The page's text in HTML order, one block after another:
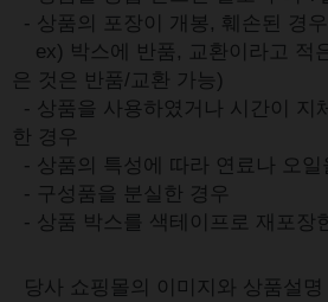
- 상품의 포장이 개봉, 훼손된 경
ex) 박스에 반품, 교환이라고 적
은 것은 반품/교환 가능)
- 상품을 사용하였거나 시간이 지
한 경우
- 상품의 특성에 따라 연료나 오
- 구성품을 분실한 경우
- 상품 박스를 색테이프로 재포장
당사 쇼핑몰의 이미지와 상품설